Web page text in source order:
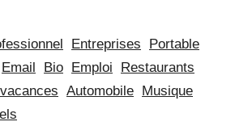
Entreprises
Portable
Email Bio Emploi
Restaurants
Automobile
Musique